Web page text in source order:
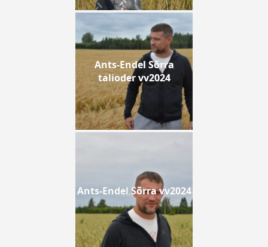
Ants-Endel Sõrra
talioder vv2024
Ants-Endel Sõrra vv2024